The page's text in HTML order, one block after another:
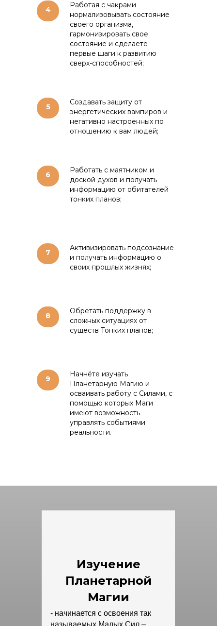
Работая с чакрами
нормализовывать состояние
своего организма,
гармонизировать свое
состояние и сделаете
первые шаги к развитию
сверх-способностей;
4
Создавать защиту от
энергетических вампиров и
негативно настроенных по
отношению к вам людей;
5
Работать с маятником и
доской духов и получать
информацию от обитателей
тонких планов;
6
Активизировать подсознание
и получать информацию о
своих прошлых жизнях;
7
Обретать поддержку в
сложных ситуациях от
существ Тонких планов;
8
Начнёте изучать
Планетарную Магию и
осваивать работу с Силами, с
помощью которых Маги
имеют возможность
управлять событиями
реальности.
9
- начинается с освоения так
называемых Малых Сил –
Изучение
Планетарной
Магии